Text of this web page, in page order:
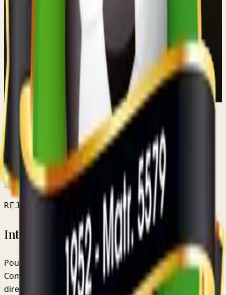
SENIORS HOMMES
Réserve B
RÉSERVE PROVINCIALE
VOIR L'ÉQUIPE → CALENDRIER OFFICIEL ↗
REJOINDRE LE CLUB
Intéressé par nos équipes ?
Pour les jeunes, les inscriptions se font via la
Commission Jeunes. Pour les seniors, contactez-nous
directement.